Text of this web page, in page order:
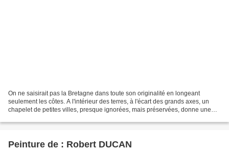
On ne saisirait pas la Bretagne dans toute son originalité en longeant
seulement les côtes. A l'intérieur des terres, à l'écart des grands axes, un
chapelet de petites villes, presque ignorées, mais préservées, donne une
Peinture de : Robert DUCAN